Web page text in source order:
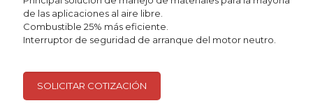
de las aplicaciones al aire libre.
Combustible 25% más eficiente.
Interruptor de seguridad de arranque del motor neutro.
SOLICITAR COTIZACIÓN